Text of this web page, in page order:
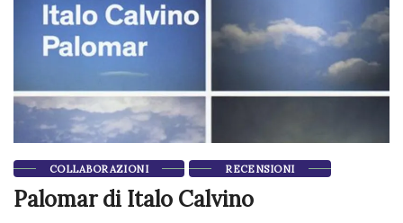
COLLABORAZIONI RECENSIONI
Palomar di Italo Calvino